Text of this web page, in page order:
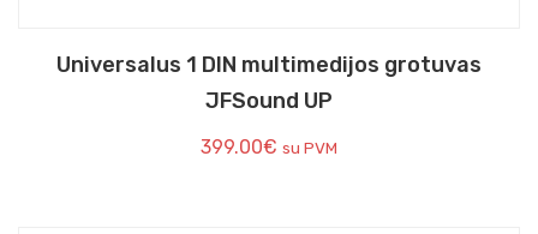
Universalus 1 DIN multimedijos grotuvas
JFSound UP
399.00€ su PVM